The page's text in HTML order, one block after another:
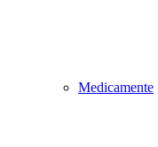
Medicamente